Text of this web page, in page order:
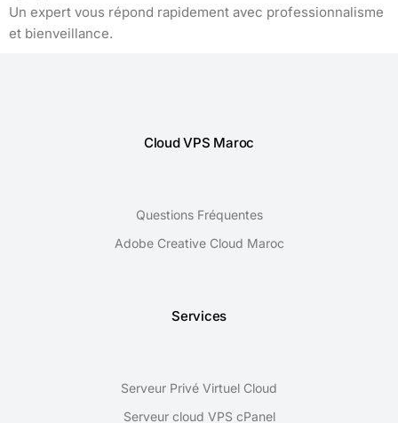
Un expert vous répond rapidement avec professionnalisme
et bienveillance.
Cloud VPS Maroc
Questions Fréquentes
Adobe Creative Cloud Maroc
Services
Serveur Privé Virtuel Cloud
Serveur cloud VPS cPanel